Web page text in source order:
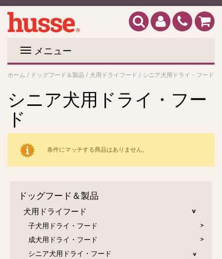
メニュー
ホーム / ドッグフード＆製品 / 犬用ドライフード / シニア犬用ドライ・フード
シニア犬用ドライ・フー
ド
条件にマッチする商品はありません。
ドッグフード＆製品
犬用ドライフード
子犬用ドライ・フード
成犬用ドライ・フード
シニア犬用ドライ・フード